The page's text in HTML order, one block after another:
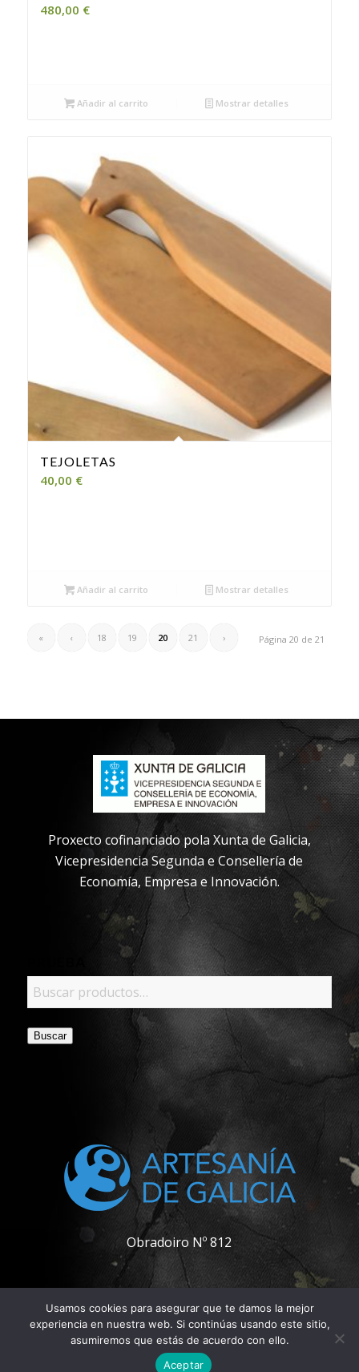
480,00 €
Añadir al carrito Mostrar detalles
TEJOLETAS
40,00 €
Añadir al carrito Mostrar detalles
Página 20 de 21
« ‹ 18 19 20 21 ›
Proxecto cofinanciado pola Xunta de Galicia,
Vicepresidencia Segunda e Consellería de
Economía, Empresa e Innovación.
Buscar
Obradoiro Nº 812
© Copyright - Pablo Carpintero
Política de privacidad
Usamos cookies para asegurar que te damos la mejor
experiencia en nuestra web. Si continúas usando este sitio,
asumiremos que estás de acuerdo con ello.
Aceptar